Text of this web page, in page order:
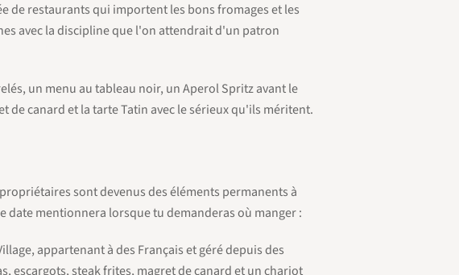
de restaurants qui importent les bons fromages et les
avec la discipline que l'on attendrait d'un patron
un menu au tableau noir, un Aperol Spritz avant le
de canard et la tarte Tatin avec le sérieux qu'ils méritent.
sont devenus des éléments permanents à
mentionnera lorsque tu demanderas où manger :
appartenant à des Français et géré depuis des
escargots, steak frites, magret de canard et un chariot